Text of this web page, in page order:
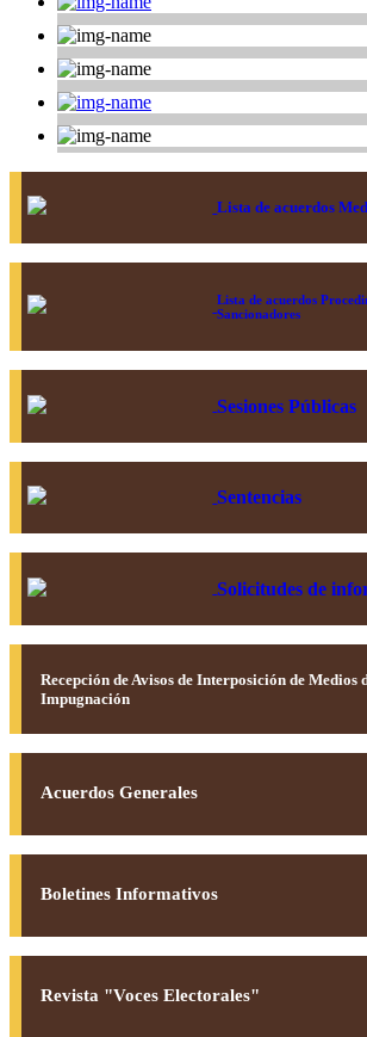
Lista de acuerdos
Lista de acuerdos
Sancionadores
Sesiones Públicas
Sentencias
Solicitudes de
Recepción de Avisos de Interposición de Medios
Impugnación
Acuerdos Generales
Boletines Informativos
Revista "Voces Electorales"